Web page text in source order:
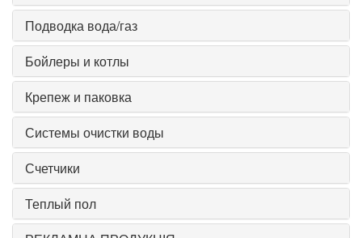
Подводка вода/газ
Бойлеры и котлы
Крепеж и паковка
Системы очистки воды
Счетчики
Теплый пол